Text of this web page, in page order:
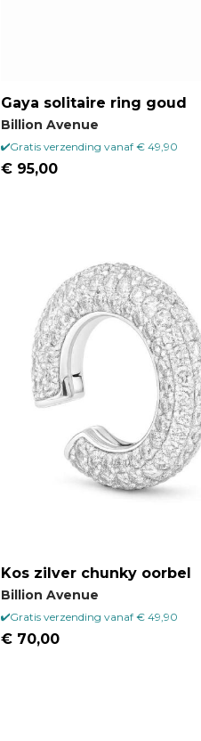
Gaya solitaire ring goud
Billion Avenue
Gratis verzending vanaf € 49,90
€ 95,00
Kos zilver chunky oorbel
Billion Avenue
Gratis verzending vanaf € 49,90
€ 70,00